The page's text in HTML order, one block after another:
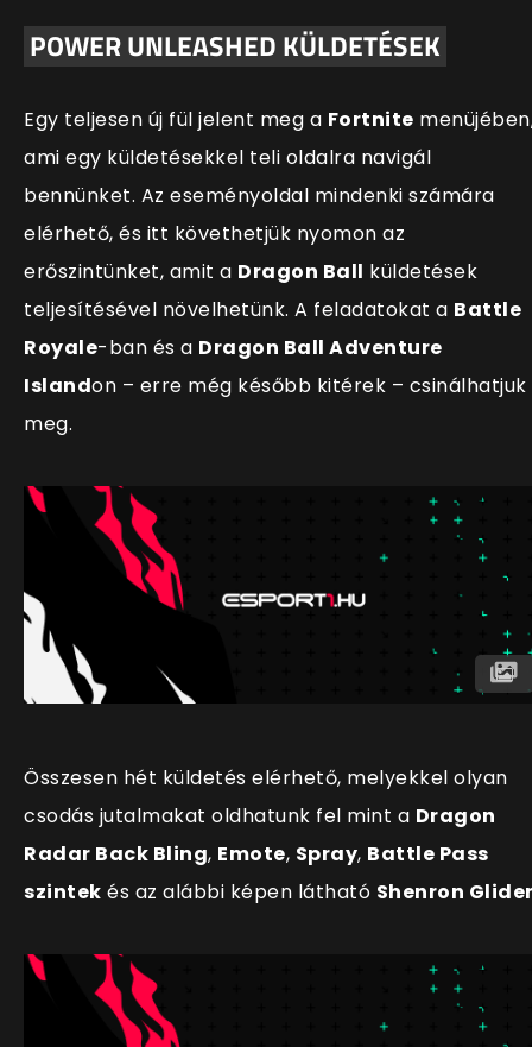
POWER UNLEASHED KÜLDETÉSEK
Egy teljesen új fül jelent meg a Fortnite
ami egy küldetésekkel teli oldalra navigál
bennünket. Az eseményoldal mindenki számára
elérhető, és itt követhetjük nyomon az
erőszintünket, amit a Dragon Ball küldetések
teljesítésével növelhetünk. A feladatokat a Battle
Royale-ban és a Dragon Ball Adventure
Islandon – erre még később kitérek – csinálhatjuk
meg.
Összesen hét küldetés elérhető, melyekkel olyan
csodás jutalmakat oldhatunk fel mint a Dragon
Radar Back Bling, Emote, Spray, Battle Pass
szintek és az alábbi képen látható Shenron